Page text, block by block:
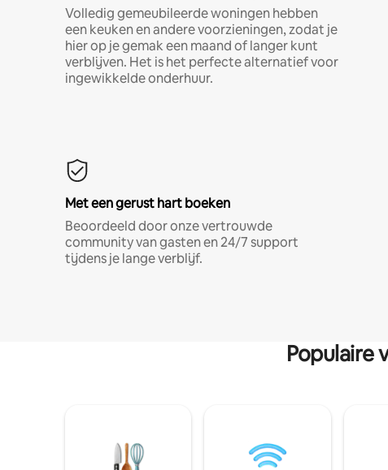
Volledig gemeubileerde woningen hebben
een keuken en andere voorzieningen, zodat je
hier op je gemak een maand of langer kunt
verblijven. Het is het perfecte alternatief voor
ingewikkelde onderhuur.
Met een gerust hart boeken
Beoordeeld door onze vertrouwde
community van gasten en 24/7 support
tijdens je lange verblijf.
Populaire